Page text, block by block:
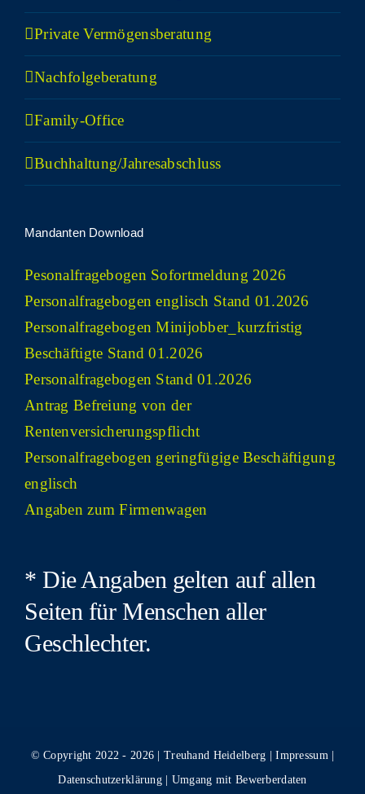
Pri­va­te Vermögensberatung
Nach­fol­ge­be­ra­tung
Fami­­ly-Office
Buchhaltung/​​Jahresabschluss
Man­dan­ten Download
Peso­nal­fra­ge­bo­gen Sofort­mel­dung 2026
Per­so­nal­fra­ge­bo­gen eng­lisch Stand 01.2026
Per­so­nal­fra­ge­bo­gen Minijobber_​kurzfristig
Beschäf­tig­te Stand 01.2026
Per­so­nal­fra­ge­bo­gen Stand 01.2026
Antrag Befrei­ung von der
Rentenversicherungspflicht
Per­so­nal­fra­ge­bo­gen gering­fü­gi­ge Beschäf­ti­gung
englisch
Anga­ben zum Firmenwagen
* Die Anga­ben gel­ten auf allen
Sei­ten für Men­schen aller
Geschlechter.
© Copyright 2022 - 2026 | Treuhand Heidelberg |Impressum |
Datenschutzerklärung | Umgang mit Bewerberdaten